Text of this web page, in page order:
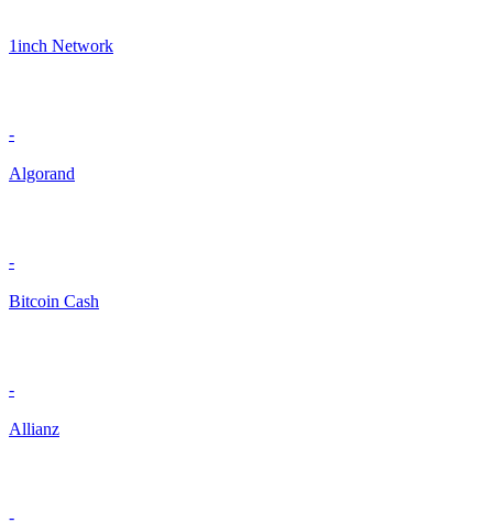
1inch Network
-
Algorand
-
Bitcoin Cash
-
Allianz
-